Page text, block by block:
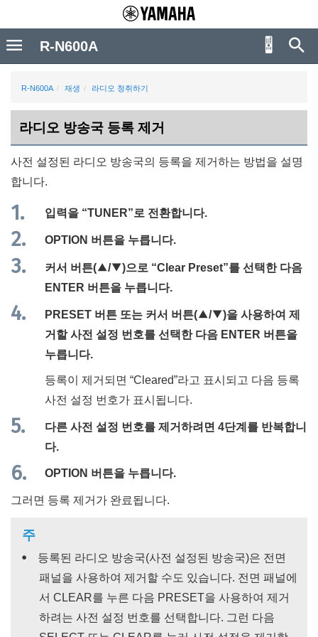
R-N600A 재생 라디오 청취하기
라디오 방송국 등록 제거
사전 설정된 라디오 방송국의 등록을 제거하는 방법을 설명
합니다.
입력을 “TUNER”로 전환합니다.
OPTION 버튼을 누릅니다.
커서 버튼(q/w)으로 “Clear Preset”를 선택한 다음
ENTER 버튼을 누릅니다.
PRESET버튼 또는 커서 버튼(q/w)을 사용하여 제
거할 사전 설정 번호를 선택한 다음 ENTER 버튼을
누릅니다.
등록이 제거되면 “Cleared”라고 표시되고 다음 등록
사전 설정 번호가 표시됩니다.
다른 사전 설정 번호를 제거하려면 4단계를 반복합니
다.
OPTION 버튼을 누릅니다.
그러면 등록 제거가 완료됩니다.
주
등록된 라디오 방송국(사전 설정된 방송국)은 전면
패널을 사용하여 제거할 수도 있습니다. 전면 패널에
서 CLEAR를 누른 다음 PRESET을 사용하여 제거
하려는 사전 설정 번호를 선택합니다. 그런 다음
R-N600A